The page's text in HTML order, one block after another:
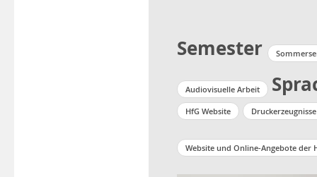
Semester
Audiovisuelle Arbeit
HfG Website
Website und Online-Angebote der